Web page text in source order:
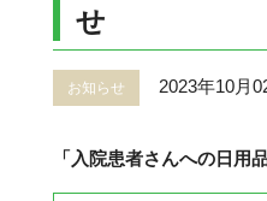
せ
お知らせ 2023年10月
「入院患者さんへの日用